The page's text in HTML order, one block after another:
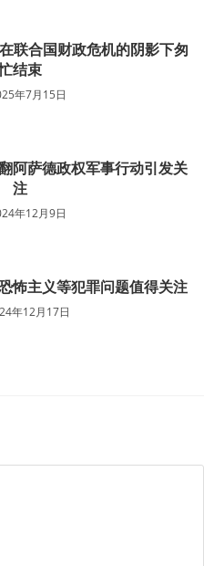
联合国财政危机的阴影下匆
结束
年7月15日
阿萨德政权军事行动引发关
注
年12月9日
怖主义等犯罪问题值得关注
年12月17日